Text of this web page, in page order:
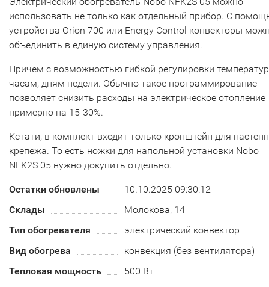
использовать не только как отдельный прибор. С
устройства Orion 700 или Energy Control конвекторы
объединить в единую систему управления.
Причем с возможностью гибкой регулировки
часам, дням недели. Обычно такое программирование
позволяет снизить расходы на электрическое отопление
примерно на 15-30%.
Кстати, в комплект входит только кронштейн для
крепежа. То есть ножки для напольной установки Nobo
NFK2S 05 нужно докупить отдельно.
Остатки обновлены
10.10.2025 09:30:12
Склады
Молокова, 14
Тип обогревателя
электрический конвектор
Вид обогрева
конвекция (без вентилятора)
Тепловая мощность
500 Вт